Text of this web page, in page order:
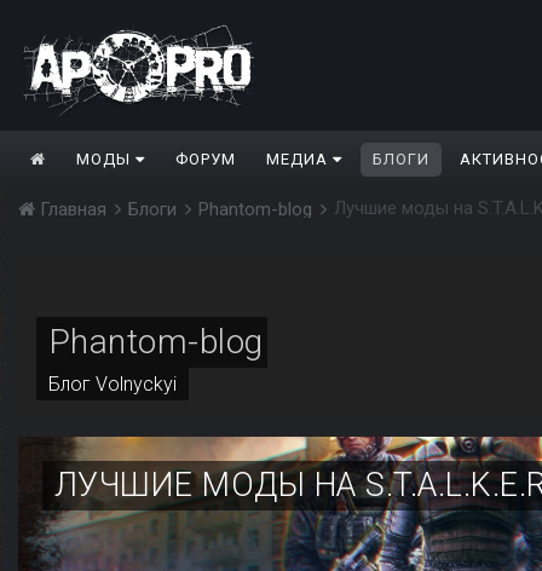
МОДЫ ФОРУМ МЕДИА БЛОГИ
Главная Блоги Phantom-blog Лучшие моды на
Phantom-blog
Блог Volnyckyi
ЛУЧШИЕ МОДЫ НА